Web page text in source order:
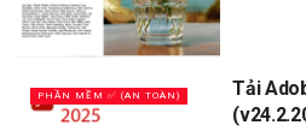
PHẦN MỀM ✅ (AN TOÀN)
Tải